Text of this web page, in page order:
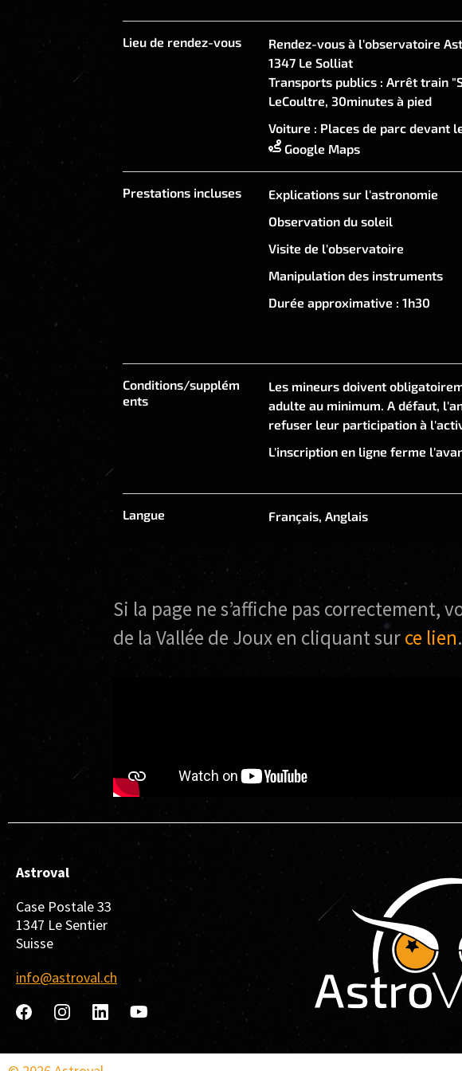
Langues parlées:
Français, Anglais
L'activité a lieu quelles que soient les prévisions météo.
météo clémente, mais dans le cas où nous ne pouvons
observations sont remplacées par une visite de
Ce billet n'est valable que pour la date indiquée. La
et n'est pas remboursable.
Lieu de rendez-vous
Rendez-vous à l'observatoire
1347 Le Solliat
Transports publics : Arrêt train
LeCoultre, 30minutes à pied
Voiture : Places de parc devant
Google Maps
Prestations incluses
Explications sur l'astronomie
Observation du soleil
Visite de l'observatoire
Manipulation des instruments
Durée approximative : 1h30
Conditions/supplém
ents
Les mineurs doivent
adulte au minimum. A défaut,
refuser leur participation à
L'inscription en ligne ferme
Langue Français, Anglais
Si la page ne s’affiche pas correctement,
de la Vallée de Joux en cliquant surce lien.
Astroval
Case Postale 33
1347 Le Sentier
Suisse
info@astroval.ch